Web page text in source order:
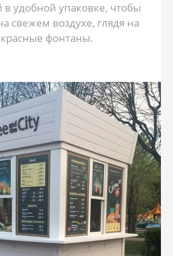
в удобной упаковке, чтобы
свежем воздухе, глядя на
фонтаны.